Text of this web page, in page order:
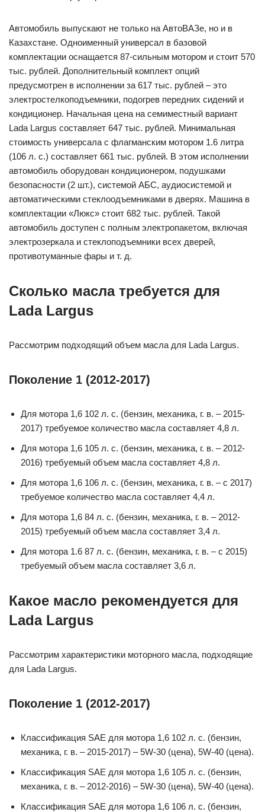
Автомобиль выпускают не только на АвтоВАЗе, но и в
Казахстане. Одноименный универсал в базовой
комплектации оснащается 87-сильным мотором и стоит 570
тыс. рублей. Дополнительный комплект опций
предусмотрен в исполнении за 617 тыс. рублей – это
электростелкоподъемники, подогрев передних сидений и
кондиционер. Начальная цена на семиместный вариант
Lada Largus составляет 647 тыс. рублей. Минимальная
стоимость универсала с флагманским мотором 1.6 литра
(106 л. с.) составляет 661 тыс. рублей. В этом исполнении
автомобиль оборудован кондиционером, подушками
безопасности (2 шт.), системой АБС, аудиосистемой и
автоматическими стеклоодъемниками в дверях. Машина в
комплектации «Люкс» стоит 682 тыс. рублей. Такой
автомобиль доступен с полным электропакетом, включая
электрозеркала и стеклоподъемники всех дверей,
противотуманные фары и т. д.
Сколько масла требуется для
Lada Largus
Рассмотрим подходящий объем масла для Lada Largus.
Поколение 1 (2012-2017)
Для мотора 1,6 102 л. с. (бензин, механика, г. в. – 2015-
2017) требуемое количество масла составляет 4,8 л.
Для мотора 1,6 105 л. с. (бензин, механика, г. в. – 2012-
2016) требуемый объем масла составляет 4,8 л.
Для мотора 1,6 106 л. с. (бензин, механика, г. в. – с 2017)
требуемое количество масла составляет 4,4 л.
Для мотора 1,6 84 л. с. (бензин, механика, г. в. – 2012-
2015) требуемый объем масла составляет 3,4 л.
Для мотора 1.6 87 л. с. (бензин, механика, г. в. – с 2015)
требуемый объем масла составляет 3,6 л.
Какое масло рекомендуется для
Lada Largus
Рассмотрим характеристики моторного масла, подходящие
для Lada Largus.
Поколение 1 (2012-2017)
Классификация SAE для мотора 1,6 102 л. с. (бензин,
механика, г. в. – 2015-2017) – 5W-30 (цена), 5W-40 (цена).
Классификация SAE для мотора 1,6 105 л. с. (бензин,
механика, г. в. – 2012-2016) – 5W-30 (цена), 5W-40 (цена).
Классификация SAE для мотора 1,6 106 л. с. (бензин,